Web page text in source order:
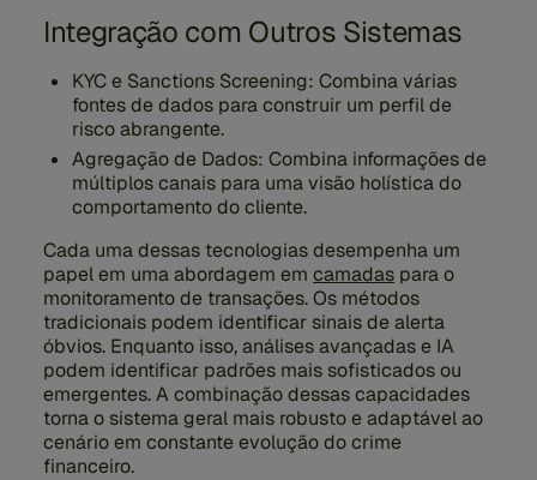
Integração com Outros Sistemas
KYC e Sanctions Screening: Combina várias
fontes de dados para construir um perfil de
risco abrangente.
Agregação de Dados: Combina informações de
múltiplos canais para uma visão holística do
comportamento do cliente.
Cada uma dessas tecnologias desempenha um
papel em uma abordagem em camadas para o
monitoramento de transações. Os métodos
tradicionais podem identificar sinais de alerta
óbvios. Enquanto isso, análises avançadas e IA
podem identificar padrões mais sofisticados ou
emergentes. A combinação dessas capacidades
torna o sistema geral mais robusto e adaptável ao
cenário em constante evolução do crime
financeiro.